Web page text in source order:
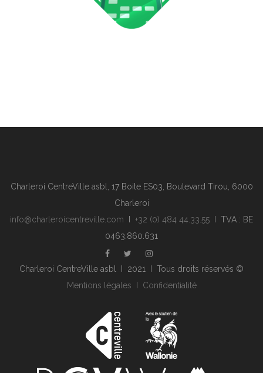
Charleroi CentreVille asbl, 17 Boite ES03, Boulevard Tirou, 6000
Charleroi
info@charleroicentreville.com
+32 (0) 484 44.33.55 I TVA : BE
0463.860.631
Charleroi CentreVille asbl I 2021 I Tous droits réservés ©
Mentions légales
Confidentialité